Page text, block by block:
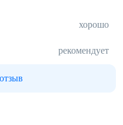
хорошо
рекомендует